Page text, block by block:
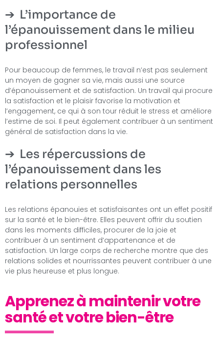
L’importance de
l’épanouissement dans le milieu
professionnel
Pour beaucoup de femmes, le travail n’est pas seulement
un moyen de gagner sa vie, mais aussi une source
d’épanouissement et de satisfaction. Un travail qui procure
la satisfaction et le plaisir favorise la motivation et
l’engagement, ce qui à son tour réduit le stress et améliore
l’estime de soi. Il peut également contribuer à un sentiment
général de satisfaction dans la vie.
Les répercussions de
l’épanouissement dans les
relations personnelles
Les relations épanouies et satisfaisantes ont un effet positif
sur la santé et le bien-être. Elles peuvent offrir du soutien
dans les moments difficiles, procurer de la joie et
contribuer à un sentiment d’appartenance et de
satisfaction. Un large corps de recherche montre que des
relations solides et nourrissantes peuvent contribuer à une
vie plus heureuse et plus longue.
Apprenez à maintenir votre
santé et votre bien-être